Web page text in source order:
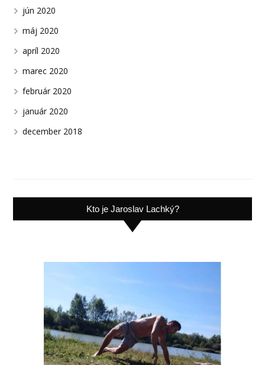
jún 2020
máj 2020
apríl 2020
marec 2020
február 2020
január 2020
december 2018
Kto je Jaroslav Lachký?